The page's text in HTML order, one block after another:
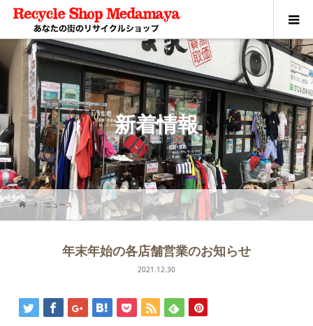
新着情報
ニュース
年末年始の各店舗営業のお知らせ
2021.12.30